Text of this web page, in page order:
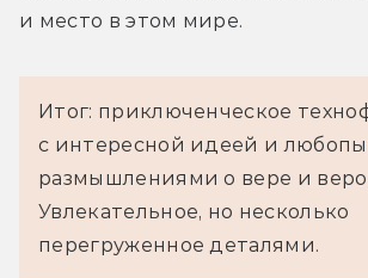
и место в этом мире.
Итог: приключенческое
с интересной идеей и
размышлениями о вере и
Увлекательное, но несколько
перегруженное деталями.